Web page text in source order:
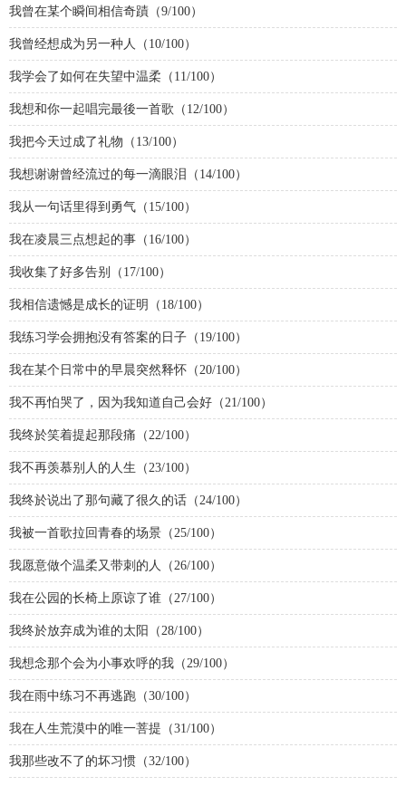
我曾在某个瞬间相信奇蹟（9/100）
我曾经想成为另一种人（10/100）
我学会了如何在失望中温柔（11/100）
我想和你一起唱完最後一首歌（12/100）
我把今天过成了礼物（13/100）
我想谢谢曾经流过的每一滴眼泪（14/100）
我从一句话里得到勇气（15/100）
我在凌晨三点想起的事（16/100）
我收集了好多告别（17/100）
我相信遗憾是成长的证明（18/100）
我练习学会拥抱没有答案的日子（19/100）
我在某个日常中的早晨突然释怀（20/100）
我不再怕哭了，因为我知道自己会好（21/100）
我终於笑着提起那段痛（22/100）
我不再羡慕别人的人生（23/100）
我终於说出了那句藏了很久的话（24/100）
我被一首歌拉回青春的场景（25/100）
我愿意做个温柔又带刺的人（26/100）
我在公园的长椅上原谅了谁（27/100）
我终於放弃成为谁的太阳（28/100）
我想念那个会为小事欢呼的我（29/100）
我在雨中练习不再逃跑（30/100）
我在人生荒漠中的唯一菩提（31/100）
我那些改不了的坏习惯（32/100）